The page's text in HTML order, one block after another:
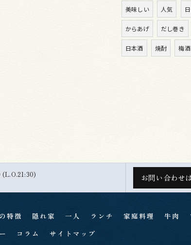
美味しい 人気
からあげ だし巻き
日本酒 焼酎 梅酒
(L.O.21:30) お問い合わせ
特徴 隠れ家 一人 ランチ 家庭料理 牛肉
コラム サイトマップ